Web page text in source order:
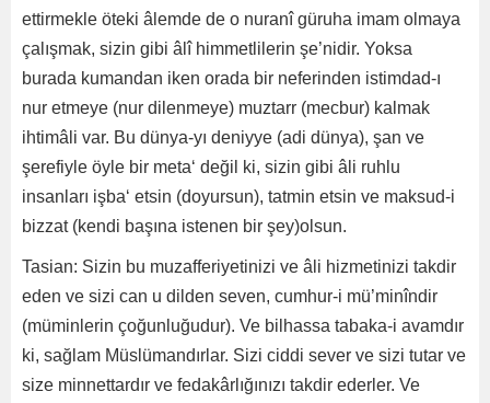
ettirmekle öteki âlemde de o nuranî güruha imam olmaya
çalışmak, sizin gibi âlî himmetlilerin şe’nidir. Yoksa
burada kumandan iken orada bir neferinden istimdad-ı
nur etmeye (nur dilenmeye) muztarr (mecbur) kalmak
ihtimâli var. Bu dünya-yı deniyye (adi dünya), şan ve
şerefiyle öyle bir meta‘ değil ki, sizin gibi âli ruhlu
insanları işba‘ etsin (doyursun), tatmin etsin ve maksud-i
bizzat (kendi başına istenen bir şey)olsun.
Tasian: Sizin bu muzafferiyetinizi ve âli hizmetinizi takdir
eden ve sizi can u dilden seven, cumhur-i mü’minîndir
(müminlerin çoğunluğudur). Ve bilhassa tabaka-i avamdır
ki, sağlam Müslümandırlar. Sizi ciddi sever ve sizi tutar ve
size minnettardır ve fedakârlığınızı takdir ederler. Ve